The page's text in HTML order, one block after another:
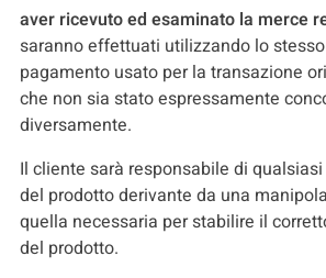
aver ricevuto ed esaminato la merce
saranno effettuati utilizzando lo
pagamento usato per la transazione
che non sia stato espressamente
diversamente.
Il cliente sarà responsabile di
del prodotto derivante da una
quella necessaria per stabilire il
del prodotto.